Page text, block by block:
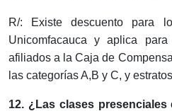
R/: Existe descuento para
Unicomfacauca y aplica
afiliados a la Caja de
las categorías A,B y C, y
12. ¿Las clases